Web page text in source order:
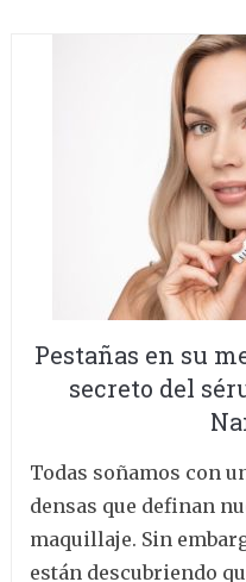
Pestañas en su
secreto del
Todas soñamos con
densas que definan
maquillaje. Sin
están descubriendo